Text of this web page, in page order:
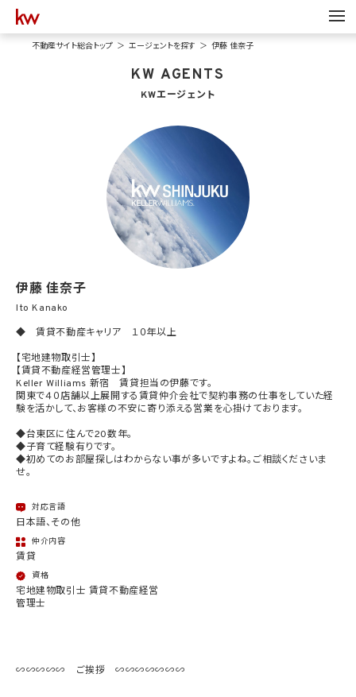
不動産サイト総合トップ エージェントを探す 伊藤 佳奈子
KW AGENTS
KWエージェント
伊藤 佳奈子
Ito Kanako
◆ 賃貸不動産キャリア １０年以上
【宅地建物取引士】
【賃貸不動産経営管理士】
Keller Williams 新宿 賃貸担当の伊藤です。
関東で４０店舗以上展開する賃貸仲介会社で契約事務の仕事をしていた経
験を活かして、お客様の不安に寄り添える営業を心掛けております。
◆台東区に住んで20数年。
◆子育て経験有りです。
◆初めてのお部屋探しはわからない事が多いですよね。ご相談くださいま
せ。
対応言語
日本語、その他
仲介内容
賃貸
資格
宅地建物取引士 賃貸不動産経営
管理士
∽∽∽∽∽ ご挨拶 ∽∽∽∽∽∽∽